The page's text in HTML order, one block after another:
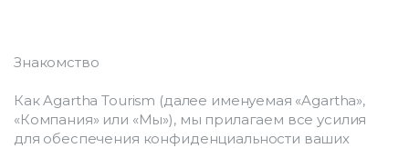
Знакомство
Как Agartha Tourism (далее именуемая «Agartha»,
«Компания» или «Мы»), мы прилагаем все усилия
для обеспечения конфиденциальности ваших